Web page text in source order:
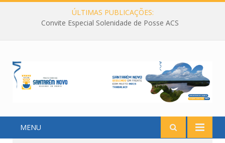
ÚLTIMAS PUBLICAÇÕES:
Convite Especial Solenidade de Posse ACS
MENU